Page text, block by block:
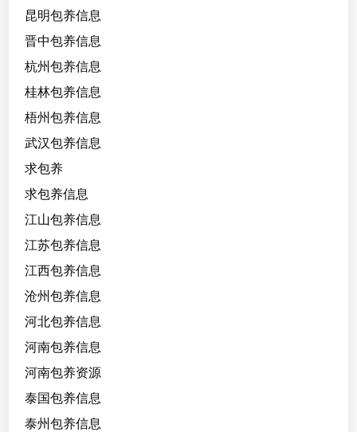
昆明包养信息
晋中包养信息
杭州包养信息
桂林包养信息
梧州包养信息
武汉包养信息
求包养
求包养信息
江山包养信息
江苏包养信息
江西包养信息
沧州包养信息
河北包养信息
河南包养信息
河南包养资源
泰国包养信息
泰州包养信息